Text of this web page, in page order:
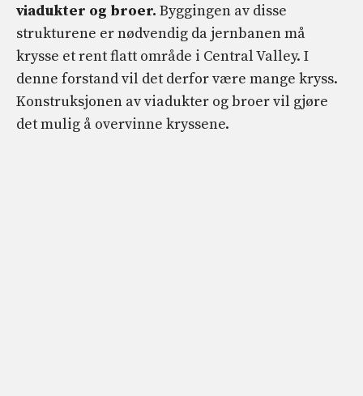
viadukter og broer. Byggingen av disse
strukturene er nødvendig da jernbanen må
krysse et rent flatt område i Central Valley. I
denne forstand vil det derfor være mange kryss.
Konstruksjonen av viadukter og broer vil gjøre
det mulig å overvinne kryssene.